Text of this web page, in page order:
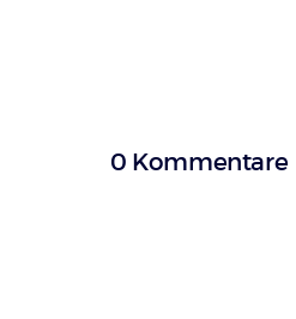
0 Kommentare